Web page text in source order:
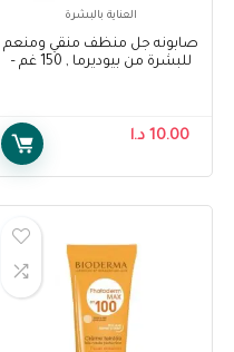
العناية بالبشرة
صابونه جل منظف منقي ومنعم
للبشرة من بيوديرما , 150 غم –
10.00 د.ا